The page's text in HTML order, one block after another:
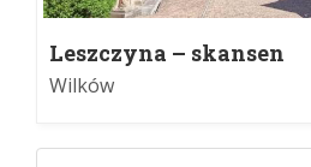
Leszczyna – skansen
Wilków